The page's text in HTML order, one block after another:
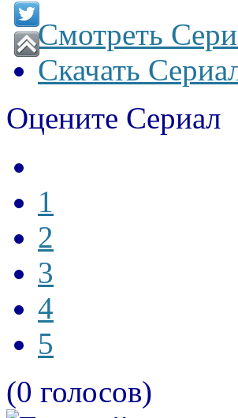
Смотреть
Скачать
Оцените Сериал
1
2
3
4
5
(0 голосов)